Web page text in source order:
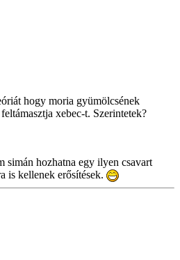
hogy moria gyümölcsének
xebec-t. Szerintetek?
simán hozhatna egy ilyen csavart
is kellenek erősítések.